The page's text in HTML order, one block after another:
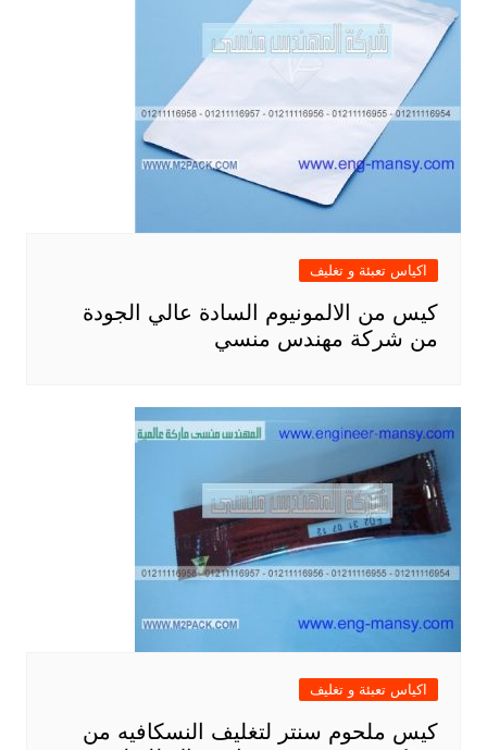
اكياس تعبئة و تغليف
كيس من الالمونيوم السادة عالي الجودة
من شركة مهندس منسي
اكياس تعبئة و تغليف
كيس ملحوم سنتر لتغليف النسكافيه من